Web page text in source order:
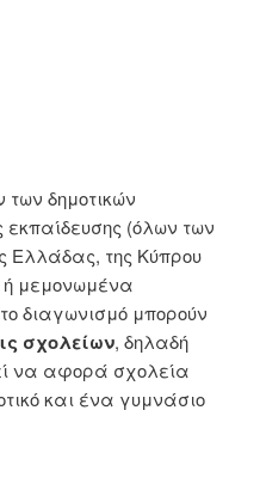
δημοτικών
(όλων των
Ελλάδας, της Κύπρου
ή μεμονωμένα
διαγωνισμό μπορούν
σχολείων, δηλαδή
να αφορά σχολεία
και ένα γυμνάσιο